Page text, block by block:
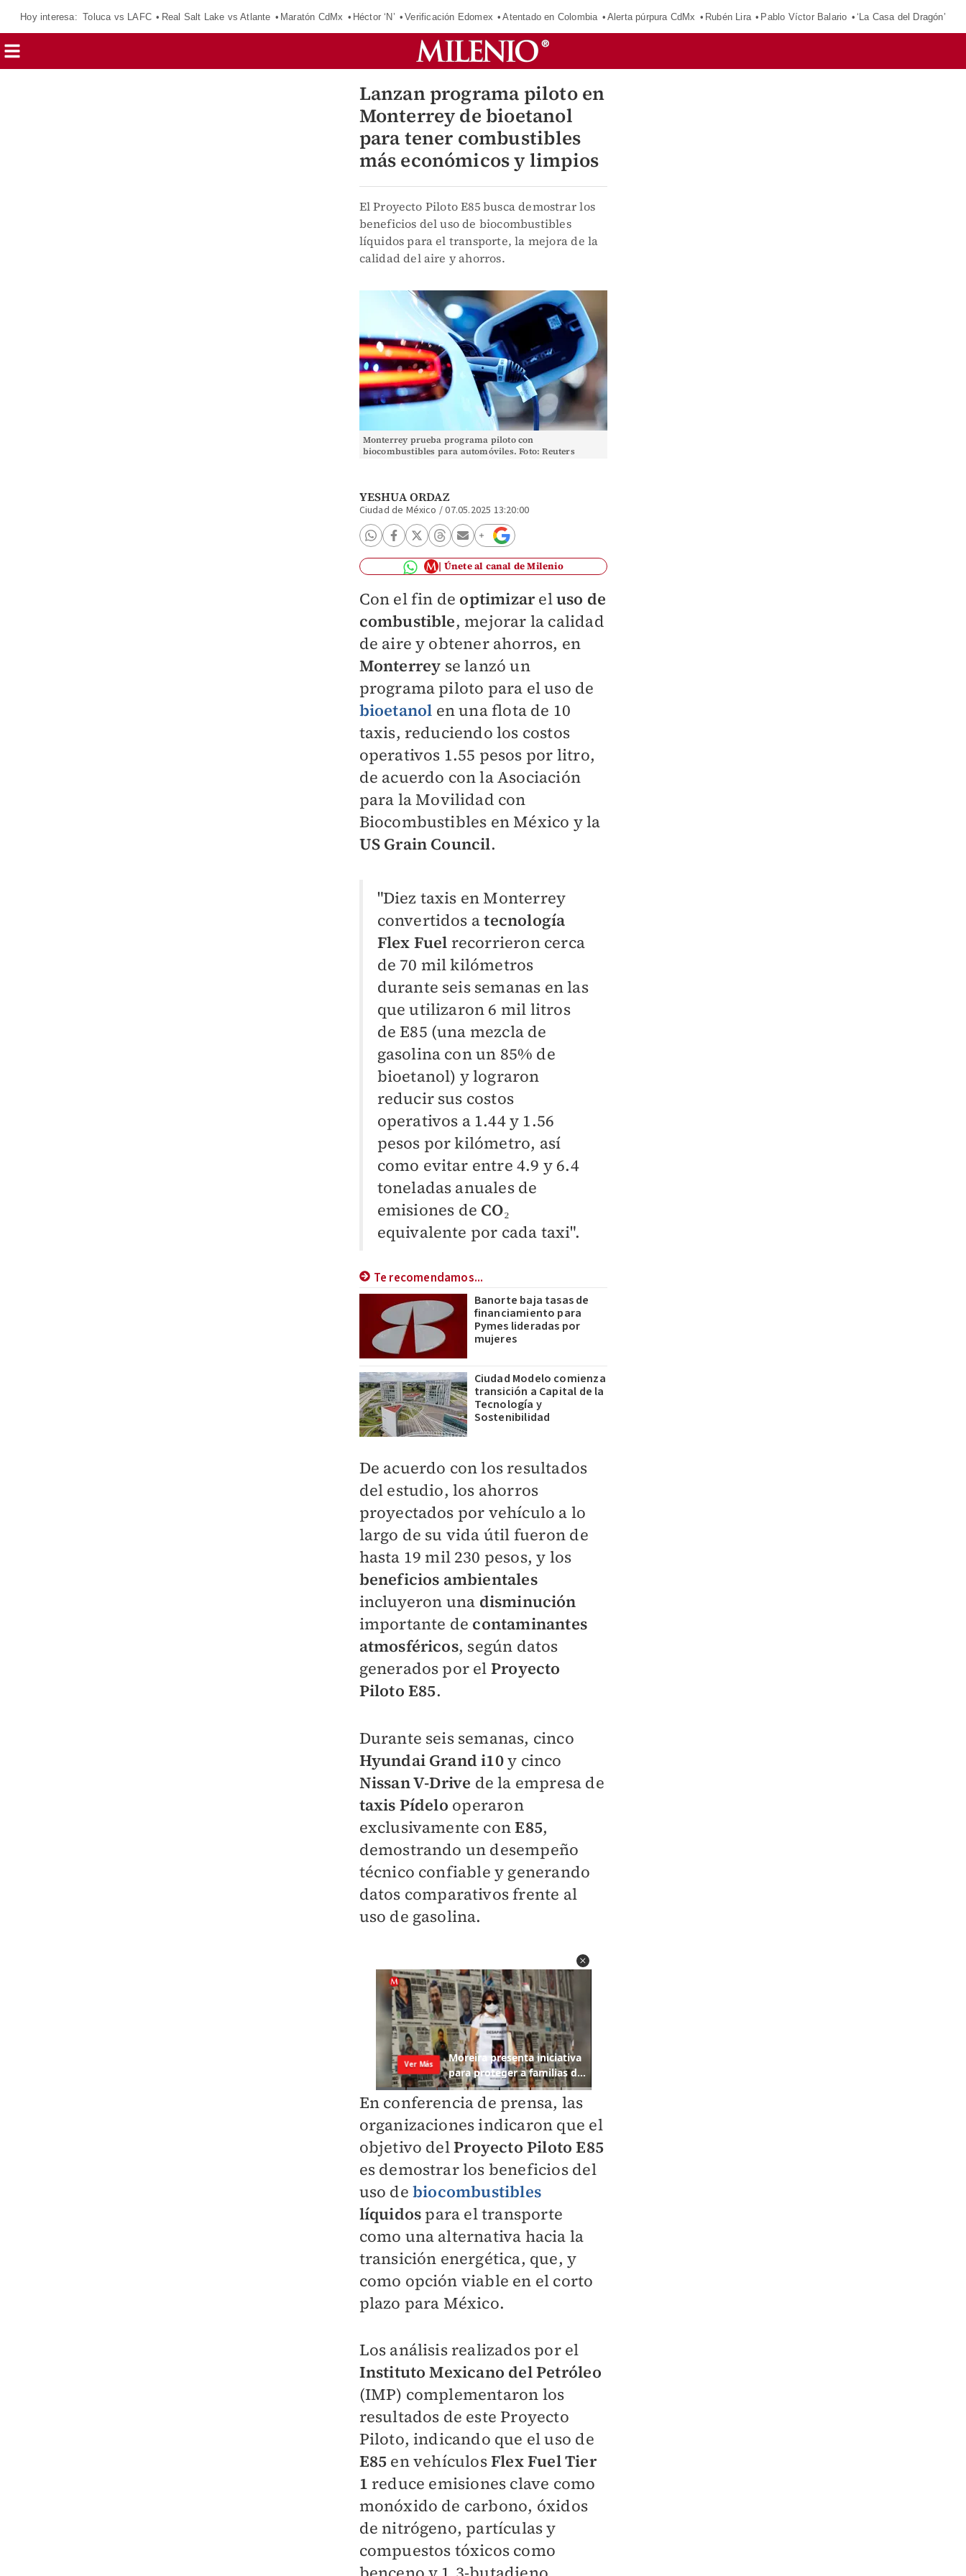
Hoy interesa: Toluca vs LAFC Real Salt Lake vs Atlante Maratón CdMx Héctor ‘N’ Verificación Edomex Atentado en Colombia Alerta púrpura CdMx Rubén Lira Pablo Víctor Balario ‘La Casa del Dragón’
Lanzan programa piloto en
Monterrey de bioetanol
para tener combustibles
más económicos y limpios
El Proyecto Piloto E85 busca demostrar los
beneficios del uso de biocombustibles
líquidos para el transporte, la mejora de la
calidad del aire y ahorros.
Monterrey prueba programa piloto con
biocombustibles para automóviles. Foto: Reuters
YESHUA ORDAZ
Ciudad de México /07.05.2025 13:20:00
Únete al canal de Milenio
Con el fin de optimizareluso de
combustible, mejorar la calidad
de aire y obtener ahorros, en
Monterrey se lanzó un
programa piloto para el uso de
bioetanol en una flota de 10
taxis, reduciendo los costos
operativos 1.55 pesos por litro,
de acuerdo con la Asociación
para la Movilidad con
Biocombustibles en México y la
US Grain Council.
"Diez taxis en Monterrey
convertidos atecnología
Flex Fuel recorrieron cerca
de 70 mil kilómetros
durante seis semanas en las
que utilizaron 6 mil litros
de E85 (una mezcla de
gasolina con un 85% de
bioetanol) y lograron
reducir sus costos
operativos a 1.44 y 1.56
pesos por kilómetro, así
como evitar entre 4.9 y 6.4
toneladas anuales de
emisiones de CO₂
equivalente por cada taxi".
Te recomendamos...
Banorte baja tasas de
financiamiento para
Pymes lideradas por
mujeres
Ciudad Modelo comienza
transición a Capital de la
Tecnología y
Sostenibilidad
De acuerdo con los resultados
del estudio, los ahorros
proyectados por vehículo a lo
largo de su vida útil fueron de
hasta 19 mil 230 pesos, y los
beneficios ambientales
incluyeron una disminución
importante de contaminantes
atmosféricos, según datos
generados por el Proyecto
Piloto E85.
Durante seis semanas, cinco
Hyundai Grand i10y cinco
Nissan V-Drive de la empresa de
taxis Pídelo operaron
exclusivamente conE85,
demostrando un desempeño
técnico confiable y generando
datos comparativos frente al
uso de gasolina.
En conferencia de prensa, las
organizaciones indicaron que el
objetivo delProyecto Piloto E85
es demostrar los beneficios del
uso de biocombustibles
líquidos para el transporte
como una alternativa hacia la
transición energética, que, y
como opción viable en el corto
plazo para México.
Los análisis realizados por el
Instituto Mexicano del Petróleo
(IMP) complementaron los
resultados de este Proyecto
Piloto, indicando que el uso de
E85 en vehículosFlex Fuel Tier
1 reduce emisiones clave como
monóxido de carbono, óxidos
de nitrógeno, partículas y
compuestos tóxicos como